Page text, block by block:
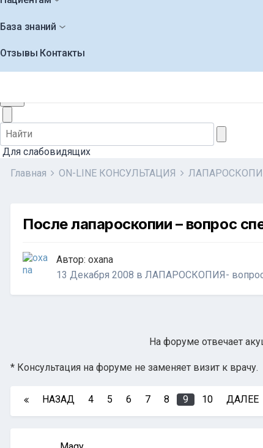
База знаний
Отзывы Контакты
Для слабовидящих
Главная ON-LINE КОНСУЛЬТАЦИЯ
После лапароскопии – вопрос
Автор: oxana
13 Декабря 2008 в ЛАПАРОСКОПИЯ-
На форуме отвечает
* Консультация на форуме не заменяет визит к врачу.
НАЗАД 4 5 6 7 8 9 10 ДАЛЕЕ